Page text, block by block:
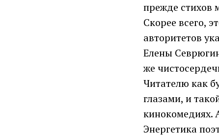
прежде стихов
Скорее всего,
авторитетов
Елены
же
Читателю как
глазами, и
кинокомедиях.
Энергетика